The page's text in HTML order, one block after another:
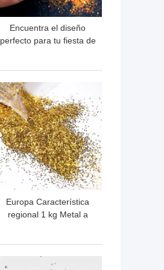
Encuentra el diseño
perfecto para tu fiesta de
Europa Característica
regional 1 kg Metal a
cosmética en 365
MEJOR PRECIO
MEJOR PRECIO